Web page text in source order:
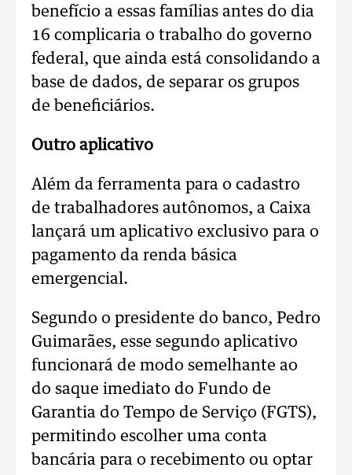
benefício a essas famílias antes do dia
16 complicaria o trabalho do governo
federal, que ainda está consolidando a
base de dados, de separar os grupos
de beneficiários.
Outro aplicativo
Além da ferramenta para o cadastro
de trabalhadores autônomos, a Caixa
lançará um aplicativo exclusivo para o
pagamento da renda básica
emergencial.
Segundo o presidente do banco, Pedro
Guimarães, esse segundo aplicativo
funcionará de modo semelhante ao
do saque imediato do Fundo de
Garantia do Tempo de Serviço (FGTS),
permitindo escolher uma conta
bancária para o recebimento ou optar